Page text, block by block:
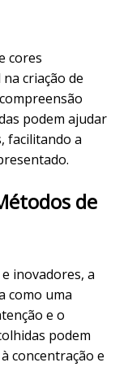
cores
criação de
podem ajudar
facilitando a
de
inovadores, a
como uma
e o
podem
concentração e